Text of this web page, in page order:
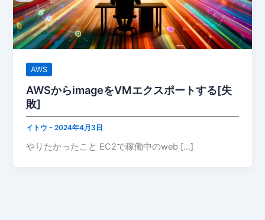
AWS
AWSからimageをVMエクスポートする[失
敗]
イトウ-2024年4月3日
やりたかったこと EC2で稼働中のweb […]